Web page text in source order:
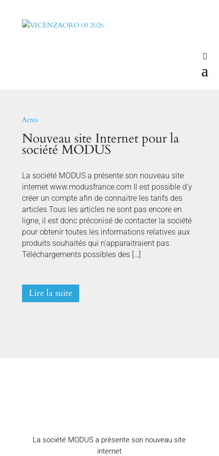
Actus
Nouveau site Internet pour la
société MODUS
La société MODUS a présente son nouveau site
internet www.modusfrance.com Il est possible d’y
créer un compte afin de connaitre les tarifs des
articles.Tous les articles ne sont pas encore en
ligne, il est donc préconisé de contacter la société
pour obtenir toutes les informations relatives aux
produits souhaités qui n’apparaitraient pas.
Téléchargements possibles des […]
Lire la suite
La société MODUS a présente son nouveau site
internet